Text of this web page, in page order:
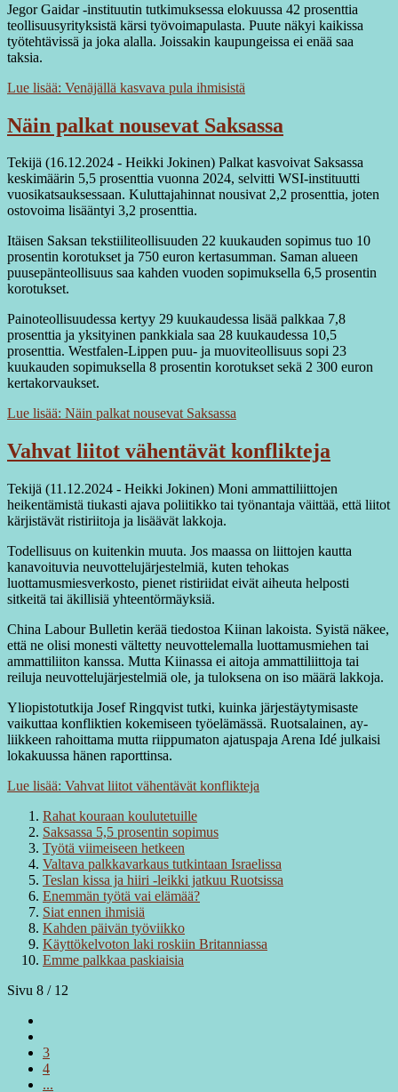
Jegor Gaidar -instituutin tutkimuksessa elokuussa 42 prosenttia
teollisuusyrityksistä kärsi työvoimapulasta. Puute näkyi kaikissa
työtehtävissä ja joka alalla. Joissakin kaupungeissa ei enää saa
taksia.
Lue lisää: Venäjällä kasvava pula ihmisistä
Näin palkat nousevat Saksassa
Tekijä (16.12.2024 - Heikki Jokinen) Palkat kasvoivat Saksassa
keskimäärin 5,5 prosenttia vuonna 2024, selvitti WSI-instituutti
vuosikatsauksessaan. Kuluttajahinnat nousivat 2,2 prosenttia, joten
ostovoima lisääntyi 3,2 prosenttia.
Itäisen Saksan tekstiiliteollisuuden 22 kuukauden sopimus tuo 10
prosentin korotukset ja 750 euron kertasumman. Saman alueen
puusepänteollisuus saa kahden vuoden sopimuksella 6,5 prosentin
korotukset.
Painoteollisuudessa kertyy 29 kuukaudessa lisää palkkaa 7,8
prosenttia ja yksityinen pankkiala saa 28 kuukaudessa 10,5
prosenttia. Westfalen-Lippen puu- ja muoviteollisuus sopi 23
kuukauden sopimuksella 8 prosentin korotukset sekä 2 300 euron
kertakorvaukset.
Lue lisää: Näin palkat nousevat Saksassa
Vahvat liitot vähentävät konflikteja
Tekijä (11.12.2024 - Heikki Jokinen) Moni ammattiliittojen
heikentämistä tiukasti ajava poliitikko tai työnantaja väittää, että liitot
kärjistävät ristiriitoja ja lisäävät lakkoja.
Todellisuus on kuitenkin muuta. Jos maassa on liittojen kautta
kanavoituvia neuvottelujärjestelmiä, kuten tehokas
luottamusmiesverkosto, pienet ristiriidat eivät aiheuta helposti
sitkeitä tai äkillisiä yhteentörmäyksiä.
China Labour Bulletin kerää tiedostoa Kiinan lakoista. Syistä näkee,
että ne olisi monesti vältetty neuvottelemalla luottamusmiehen tai
ammattiliiton kanssa. Mutta Kiinassa ei aitoja ammattiliittoja tai
reiluja neuvottelujärjestelmiä ole, ja tuloksena on iso määrä lakkoja.
Yliopistotutkija Josef Ringqvist tutki, kuinka järjestäytymisaste
vaikuttaa konfliktien kokemiseen työelämässä. Ruotsalainen, ay-
liikkeen rahoittama mutta riippumaton ajatuspaja Arena Idé julkaisi
lokakuussa hänen raporttinsa.
Lue lisää: Vahvat liitot vähentävät konflikteja
Rahat kouraan koulutetuille
Saksassa 5,5 prosentin sopimus
Työtä viimeiseen hetkeen
Valtava palkkavarkaus tutkintaan Israelissa
Teslan kissa ja hiiri -leikki jatkuu Ruotsissa
Enemmän työtä vai elämää?
Siat ennen ihmisiä
Kahden päivän työviikko
Käyttökelvoton laki roskiin Britanniassa
Emme palkkaa paskiaisia
Sivu 8 / 12
3
4
...